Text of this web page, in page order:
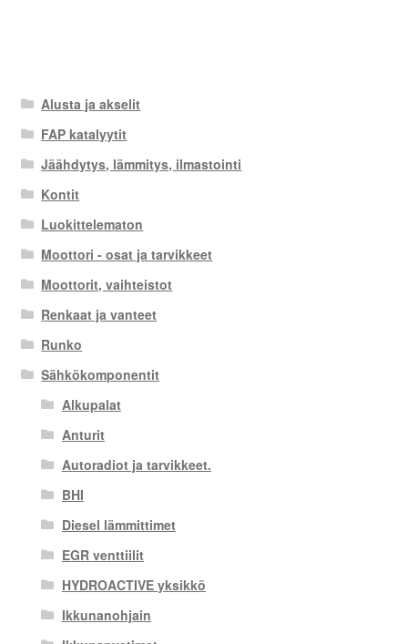
Alusta ja akselit
FAP katalyytit
Jäähdytys, lämmitys, ilmastointi
Kontit
Luokittelematon
Moottori - osat ja tarvikkeet
Moottorit, vaihteistot
Renkaat ja vanteet
Runko
Sähkökomponentit
Alkupalat
Anturit
Autoradiot ja tarvikkeet.
BHI
Diesel lämmittimet
EGR venttiilit
HYDROACTIVE yksikkö
Ikkunanohjain